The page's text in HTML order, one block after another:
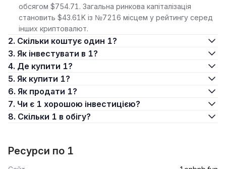
обсягом $754.71. Загальна ринкова капіталізація
становить $43.61K із №7216 місцем у рейтингу серед
інших криптовалют.
2. Скільки коштує один 1?
3. Як інвестувати в 1?
4. Де купити 1?
5. Як купити 1?
6. Як продати 1?
7. Чи є 1 хорошою інвестицією?
8. Скільки 1 в обігу?
Ресурси по 1